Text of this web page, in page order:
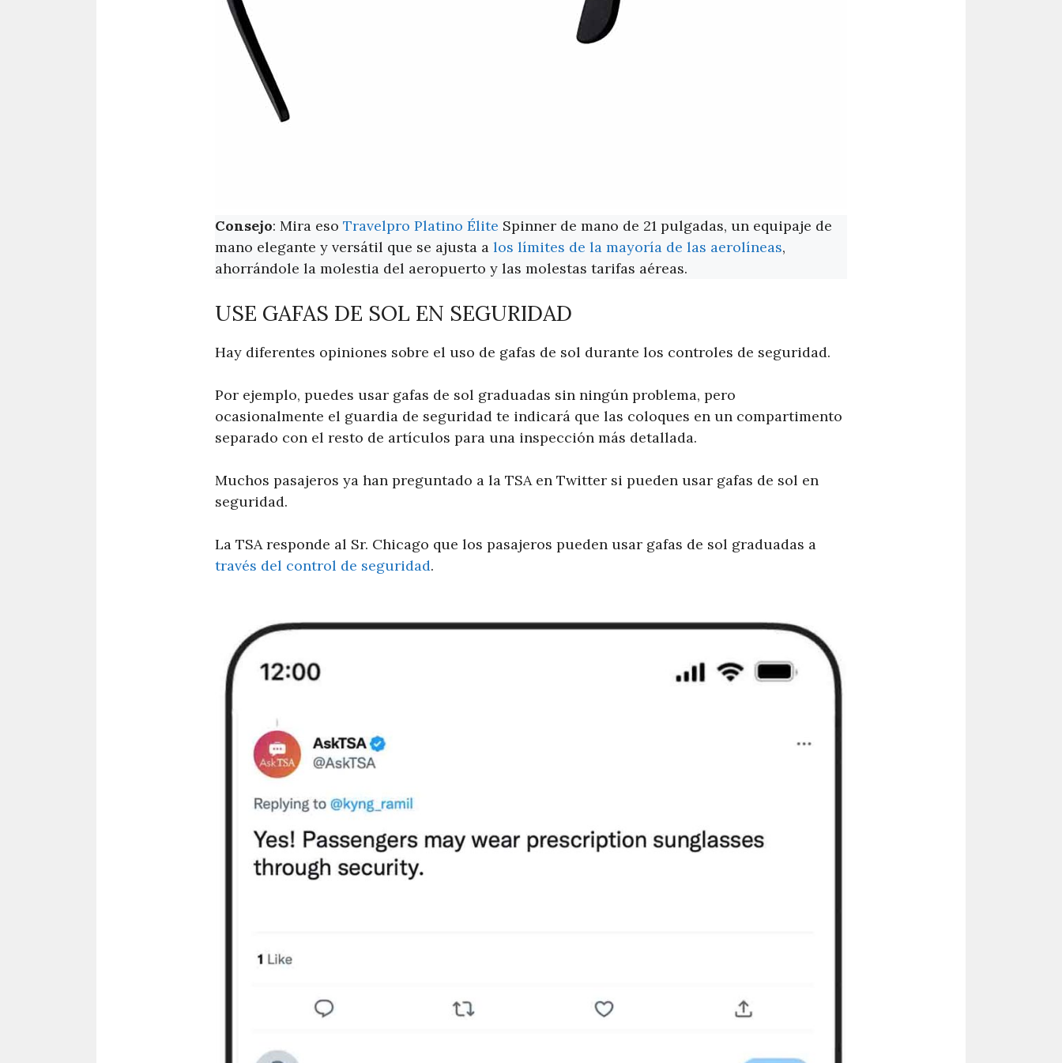
Consejo: Mira eso Travelpro Platino Élite Spinner de mano de 21 pulgadas, un equipaje de
mano elegante y versátil que se ajusta a los límites de la mayoría de las aerolíneas,
ahorrándole la molestia del aeropuerto y las molestas tarifas aéreas.
USE GAFAS DE SOL EN SEGURIDAD
Hay diferentes opiniones sobre el uso de gafas de sol durante los controles de seguridad.
Por ejemplo, puedes usar gafas de sol graduadas sin ningún problema, pero
ocasionalmente el guardia de seguridad te indicará que las coloques en un compartimento
separado con el resto de artículos para una inspección más detallada.
Muchos pasajeros ya han preguntado a la TSA en Twitter si pueden usar gafas de sol en
seguridad.
La TSA responde al Sr. Chicago que los pasajeros pueden usar gafas de sol graduadas a
través del control de seguridad.